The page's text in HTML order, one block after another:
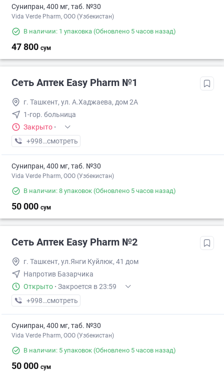
Сунипран, 400 мг, таб. №30
Vida Verde Pharm, ООО (Узбекистан)
В наличии: 1 упаковка (Обновлено 5 часов назад)
47 800 сум
Сеть Аптек Easy Pharm №1
г. Ташкент, ул. А.Хаджаева, дом 2А
1-гор. больница
Закрыто ·
+998 (94) XXX-XX-XX
смотреть
Сунипран, 400 мг, таб. №30
Vida Verde Pharm, ООО (Узбекистан)
В наличии: 8 упаковок (Обновлено 5 часов назад)
50 000 сум
Сеть Аптек Easy Pharm №2
г. Ташкент, ул.Янги Куйлюк, 41 дом
Напротив Базарчика
Открыто · Закроется в 23:59
+998 (97) XXX-XX-XX
смотреть
Сунипран, 400 мг, таб. №30
Vida Verde Pharm, ООО (Узбекистан)
В наличии: 5 упаковок (Обновлено 5 часов назад)
50 000 сум